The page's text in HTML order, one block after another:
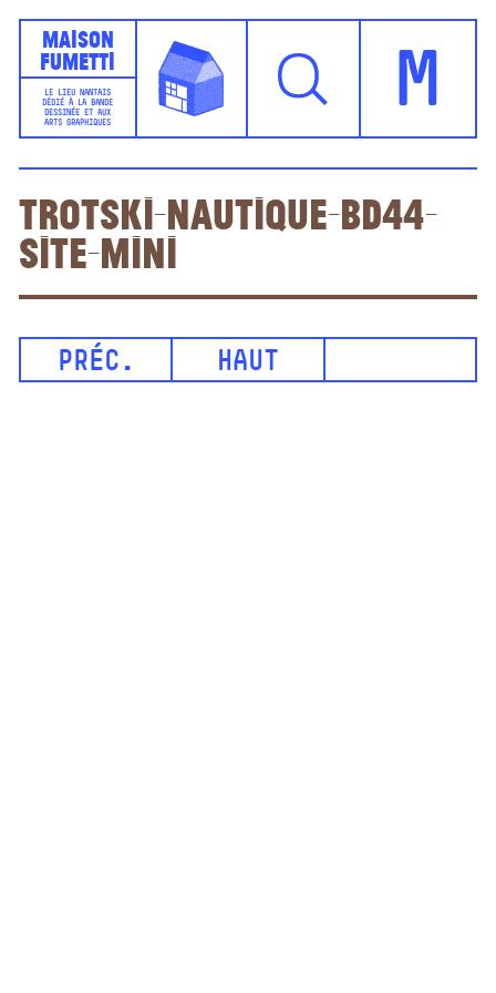
Maison
Fumetti
LE LIEU NANTAIS
DÉDIÉ À LA BANDE
DESSINÉE ET AUX
ARTS GRAPHIQUES
M
Trotski-Nautique-BD44-
site-mini
PRÉC. HAUT